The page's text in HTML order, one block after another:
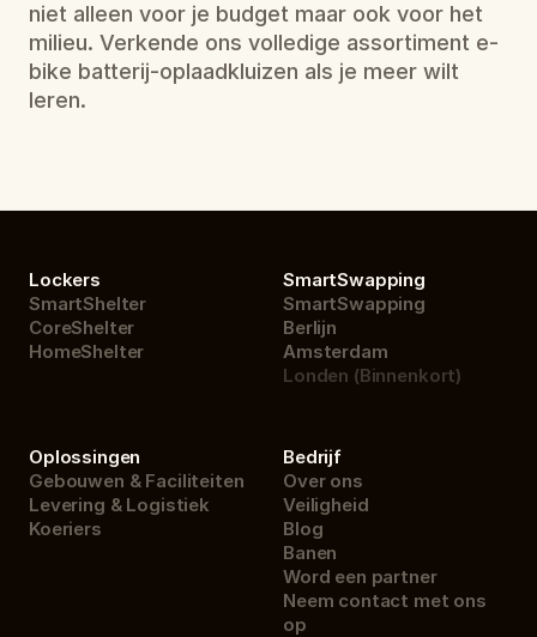
niet alleen voor je budget maar ook voor het
milieu. Verkende ons volledige assortiment e-
bike batterij-oplaadkluizen als je meer wilt
leren.
Lockers
SmartShelter
CoreShelter
HomeShelter
SmartSwapping
SmartSwapping
Berlijn
Amsterdam
Londen (Binnenkort)
Oplossingen
Gebouwen & Faciliteiten
Levering & Logistiek
Koeriers
Bedrijf
Over ons
Veiligheid
Blog
Banen
Word een partner
Neem contact met ons
op